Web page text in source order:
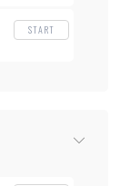
START